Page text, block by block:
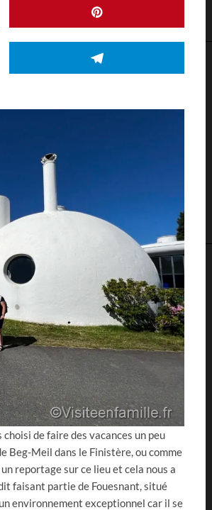
de faire des vacances un peu
Beg-Meil dans le Finistère, ou comme
reportage sur ce lieu et cela nous a
faisant partie de Fouesnant, situé
environnement exceptionnel car il se